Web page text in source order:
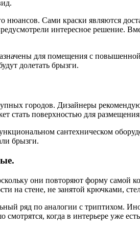
Сами краски являются
интересное решение.
для помещения с
долетать брызги.
городов. Дизайнеры
стать поверхностью для
сантехническом
брызги.
они повторяют форму самой
на стене, не занятой крючками,
ряд по аналогии с триптихом.
когда в интерьере уже